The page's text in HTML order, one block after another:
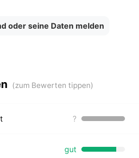
oder seine Daten melden
?
gut